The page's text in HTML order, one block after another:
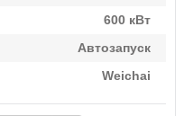
600 кВт
Автозапуск
Weichai